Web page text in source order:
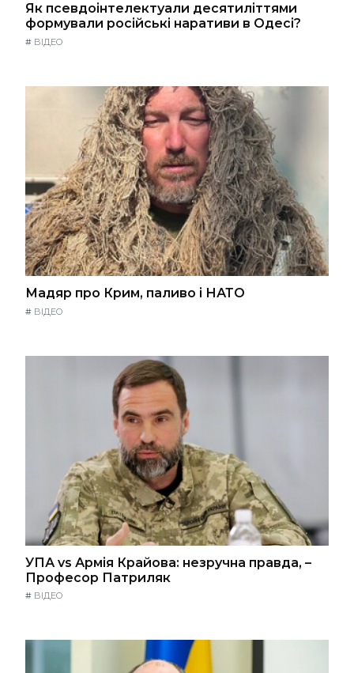
Як псевдоінтелектуали десятиліттями
формували російські наративи в Одесі?
# ВІДЕО
Мадяр про Крим, паливо і НАТО
# ВІДЕО
УПА vs Армія Крайова: незручна правда, –
Професор Патриляк
# ВІДЕО